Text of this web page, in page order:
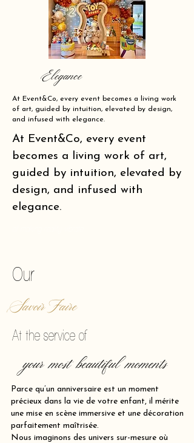
Elegance
At Event&Co, every event becomes a living work
of art, guided by intuition, elevated by design,
and infused with elegance.
At Event&Co, every event
becomes a living work of art,
guided by intuition, elevated by
design, and infused with
elegance.
Our
Savoir Faire
At the service of
your most beautiful moments
Parce qu’un anniversaire est un moment
précieux dans la vie de votre enfant, il mérite
une mise en scène immersive et une décoration
parfaitement maîtrisée.
Nous imaginons des univers sur-mesure où